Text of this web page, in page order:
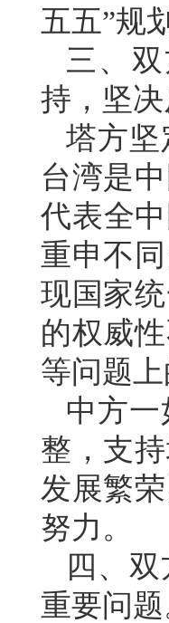
五五”规
三、
持，坚
塔方坚
台湾是
代表全
重申不
现国家
的权威
等问题上
中方
整，支
发展繁
努力。
四、
重要问